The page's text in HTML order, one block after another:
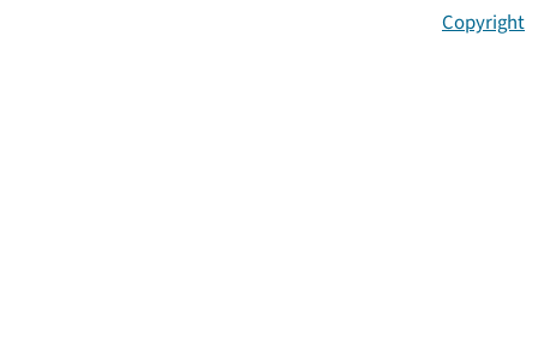
Copyright